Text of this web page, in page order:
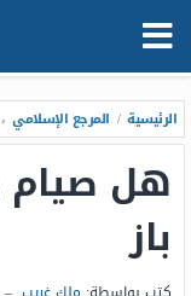
الرئيسية / المرجع الإسلامي ،
هل صيام
باز